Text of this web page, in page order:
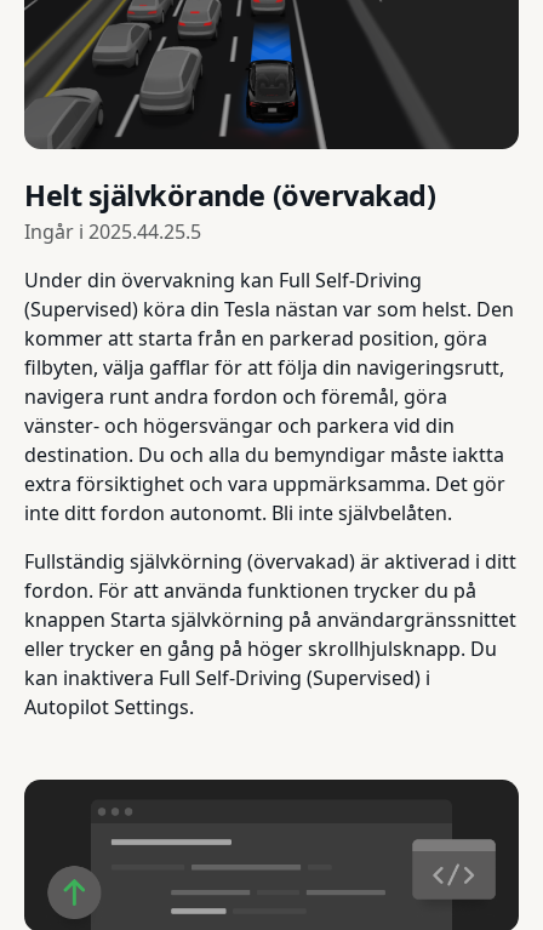
Helt självkörande (övervakad)
Ingår i 2025.44.25.5
Under din övervakning kan Full Self-Driving
(Supervised) köra din Tesla nästan var som helst. Den
kommer att starta från en parkerad position, göra
filbyten, välja gafflar för att följa din navigeringsrutt,
navigera runt andra fordon och föremål, göra
vänster- och högersvängar och parkera vid din
destination. Du och alla du bemyndigar måste iaktta
extra försiktighet och vara uppmärksamma. Det gör
inte ditt fordon autonomt. Bli inte självbelåten.
Fullständig självkörning (övervakad) är aktiverad i ditt
fordon. För att använda funktionen trycker du på
knappen Starta självkörning på användargränssnittet
eller trycker en gång på höger skrollhjulsknapp. Du
kan inaktivera Full Self-Driving (Supervised) i
Autopilot Settings.